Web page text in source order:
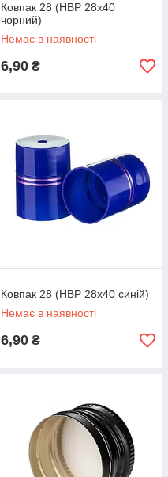
Ковпак 28 (НВР 28х40
чорний)
Немає в наявності
6,90 ₴
Ковпак 28 (НВР 28х40 синій)
Немає в наявності
6,90 ₴